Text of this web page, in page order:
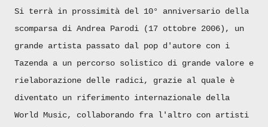
Si terrà in prossimità del 10° anniversario della
scomparsa di Andrea Parodi (17 ottobre 2006), un
grande artista passato dal pop d'autore con i
Tazenda a un percorso solistico di grande valore e
rielaborazione delle radici, grazie al quale è
diventato un riferimento internazionale della
World Music, collaborando fra l'altro con artisti